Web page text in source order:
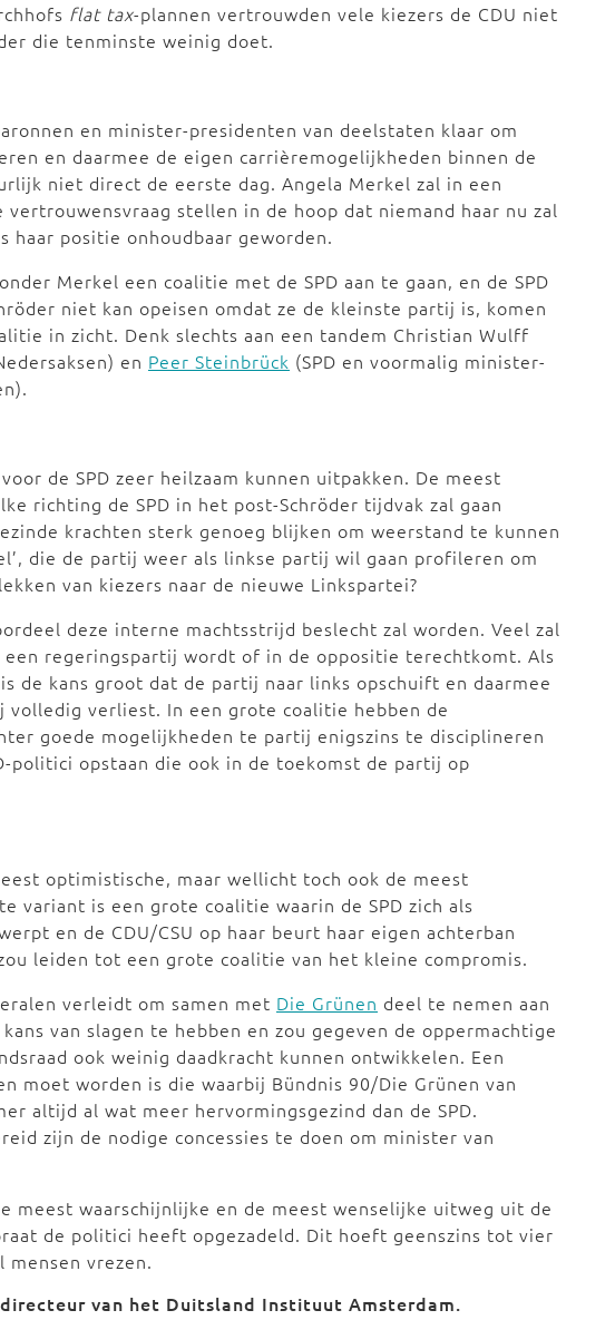
flat tax-plannen vertrouwden vele kiezers de CDU niet
die tenminste weinig doet.
en minister-presidenten van deelstaten klaar om
en daarmee de eigen carrièremogelijkheden binnen de
niet direct de eerste dag. Angela Merkel zal in een
stellen in de hoop dat niemand haar nu zal
positie onhoudbaar geworden.
Merkel een coalitie met de SPD aan te gaan, en de SPD
niet kan opeisen omdat ze de kleinste partij is, komen
in zicht. Denk slechts aan een tandem Christian Wulff
en Peer Steinbrück (SPD en voormalig minister-
de SPD zeer heilzaam kunnen uitpakken. De meest
richting de SPD in het post-Schröder tijdvak zal gaan
krachten sterk genoeg blijken om weerstand te kunnen
die de partij weer als linkse partij wil gaan profileren om
van kiezers naar de nieuwe Linkspartei?
deze interne machtsstrijd beslecht zal worden. Veel zal
een regeringspartij wordt of in de oppositie terechtkomt. Als
de kans groot dat de partij naar links opschuift en daarmee
verliest. In een grote coalitie hebben de
goede mogelijkheden te partij enigszins te disciplineren
politici opstaan die ook in de toekomst de partij op
optimistische, maar wellicht toch ook de meest
variant is een grote coalitie waarin de SPD zich als
en de CDU/CSU op haar beurt haar eigen achterban
leiden tot een grote coalitie van het kleine compromis.
verleidt om samen met Die Grünen deel te nemen aan
van slagen te hebben en zou gegeven de oppermachtige
ook weinig daadkracht kunnen ontwikkelen. Een
moet worden is die waarbij Bündnis 90/Die Grünen van
altijd al wat meer hervormingsgezind dan de SPD.
zijn de nodige concessies te doen om minister van
meest waarschijnlijke en de meest wenselijke uitweg uit de
de politici heeft opgezadeld. Dit hoeft geenszins tot vier
vrezen.
van het Duitsland Instituut Amsterdam.